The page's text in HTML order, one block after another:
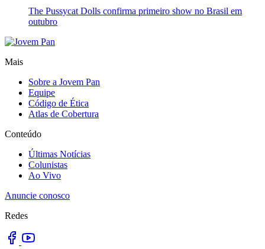
The Pussycat Dolls confirma primeiro show no Brasil em
outubro
Mais
Sobre a Jovem Pan
Equipe
Código de Ética
Atlas de Cobertura
Conteúdo
Últimas Notícias
Colunistas
Ao Vivo
Anuncie conosco
Redes